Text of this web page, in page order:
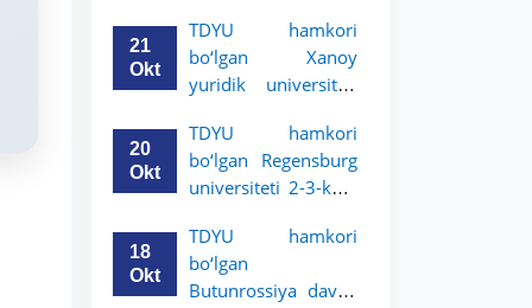
e’lon qildi
kurs talabalari
uchun akademik
mobillik dasturini
21
Okt
TDYU hamkori
bo‘lgan Xanoy
yuridik universiteti
talabalari uchun
akademik mobillik
dasturini e’lon qildi
20
Okt
TDYU hamkori
bo‘lgan Regensburg
universiteti 2-3-kurs
akademik mobillik
dasturini e’lon qildi
18
Okt
TDYU hamkori
bo‘lgan
Butunrossiya davlat